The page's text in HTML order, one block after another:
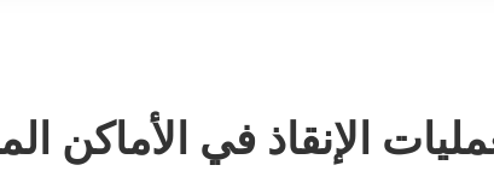
الإنقاذ في الأماكن